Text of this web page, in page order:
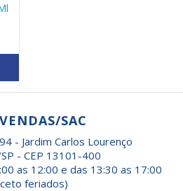
SAC
- Jardim Carlos Lourenço
- CEP 13101-400
as 12:00 e das 13:30 as 17:00
feriados)